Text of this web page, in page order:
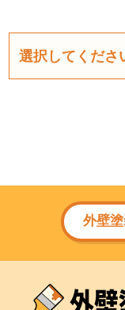
外壁